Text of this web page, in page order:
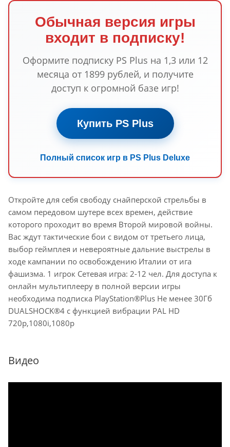
Обычная версия игры
входит в подписку!
Оформите подписку PS Plus на 1,3 или 12
месяца от 1899 рублей, и получите
доступ к огромной базе игр!
Купить PS Plus
Полный список игр в PS Plus Deluxe
Откройте для себя свободу снайперской стрельбы в
самом передовом шутере всех времен, действие
которого проходит во время Второй мировой войны.
Вас ждут тактические бои с видом от третьего лица,
выбор геймплея и невероятные дальние выстрелы в
ходе кампании по освобождению Италии от ига
фашизма. 1 игрок Сетевая игра: 2-12 чел. Для доступа к
онлайн мультиплееру в полной версии игры
необходима подписка PlayStation®Plus Не менее 30Гб
DUALSHOCK®4 с функцией вибрации PAL HD
720p,1080i,1080p
Видео